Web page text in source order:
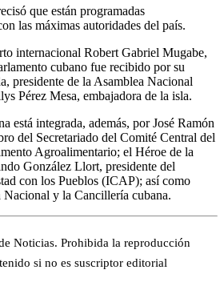
que están programadas
las máximas autoridades del país.
internacional Robert Gabriel Mugabe,
cubano fue recibido por su
presidente de la Asamblea Nacional
Pérez Mesa, embajadora de la isla.
está integrada, además, por José Ramón
del Secretariado del Comité Central del
Agroalimentario; el Héroe de la
González Llort, presidente del
con los Pueblos (ICAP); así como
y la Cancillería cubana.
Noticias. Prohibida la reproducción
si no es suscriptor editorial